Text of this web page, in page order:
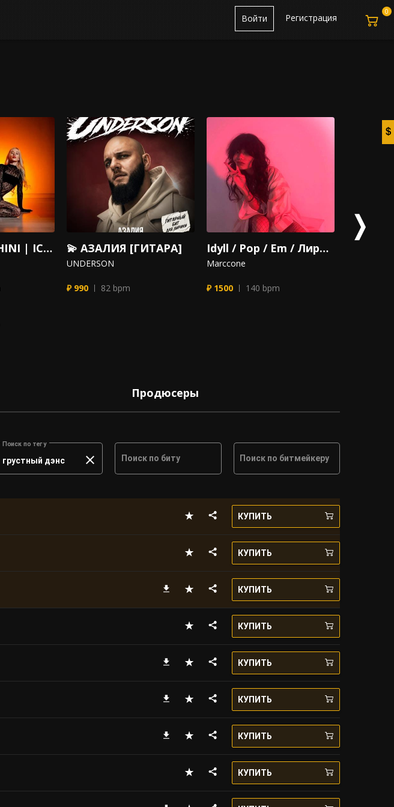
Регистрация
Войти
🧡 LAMBORGHINI | ICEGERGERT Трэп Trap Macan Поп 💫 АЗАЛИЯ [ГИТАРА]
UNDERSON
₽ 990 82 bpm
Idyll / Pop / Em / Лирический бит
Marccone
₽ 1500 140 bpm
❭
Продюсеры
Поиск по тегу
Поиск по биту Поиск по битмейкеру
КУПИТЬ
КУПИТЬ
КУПИТЬ
КУПИТЬ
КУПИТЬ
КУПИТЬ
КУПИТЬ
КУПИТЬ
0